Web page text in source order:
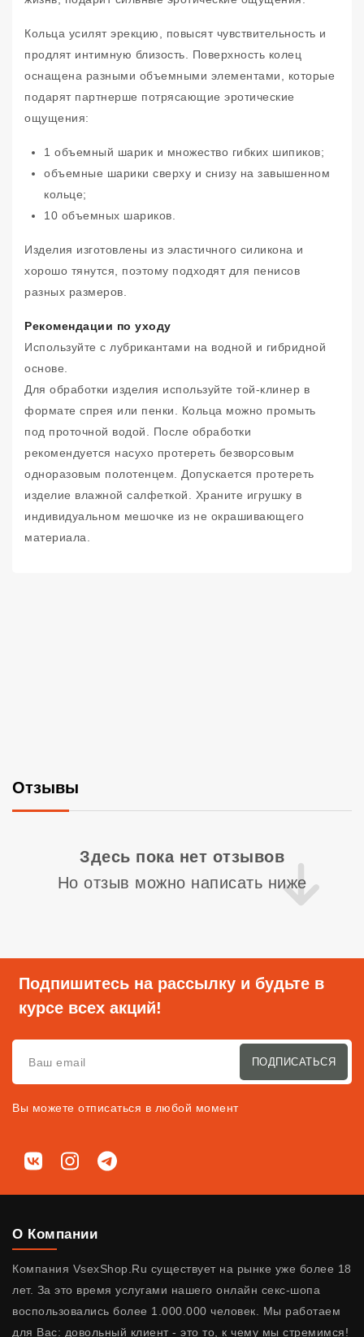
Кольца усилят эрекцию, повысят чувствительность и
продлят интимную близость. Поверхность колец
оснащена разными объемными элементами, которые
подарят партнерше потрясающие эротические
ощущения:
1 объемный шарик и множество гибких шипиков;
объемные шарики сверху и снизу на завышенном
кольце;
10 объемных шариков.
Изделия изготовлены из эластичного силикона и
хорошо тянутся, поэтому подходят для пенисов
разных размеров.
Рекомендации по уходу
Используйте с лубрикантами на водной и гибридной
основе.
Для обработки изделия используйте той-клинер в
формате спрея или пенки. Кольца можно промыть
под проточной водой. После обработки
рекомендуется насухо протереть безворсовым
одноразовым полотенцем. Допускается протереть
изделие влажной салфеткой. Храните игрушку в
индивидуальном мешочке из не окрашивающего
материала.
Отзывы
Здесь пока нет отзывов
Но отзыв можно написать ниже
Подпишитесь на рассылку и будьте в
курсе всех акций!
ПОДПИСАТЬСЯ
Вы можете отписаться в любой момент
Мы в соц. сетях
ВКонтактеInstagramTelegram
О Компании
Компания VsexShop.Ru существует на рынке уже более 18
лет. За это время услугами нашего онлайн секс-шопа
воспользовались более 1.000.000 человек. Мы работаем
для Вас: довольный клиент - это то, к чему мы стремимся!